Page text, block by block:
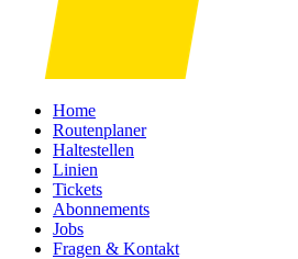
Home
Routenplaner
Haltestellen
Linien
Tickets
Abonnements
Jobs
Fragen & Kontakt